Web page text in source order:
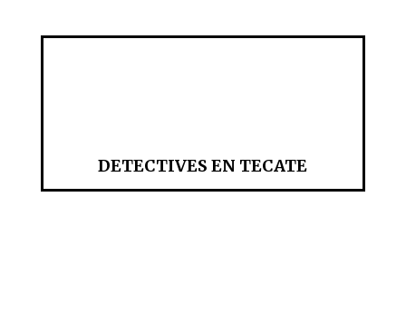
DETECTIVES EN TECATE